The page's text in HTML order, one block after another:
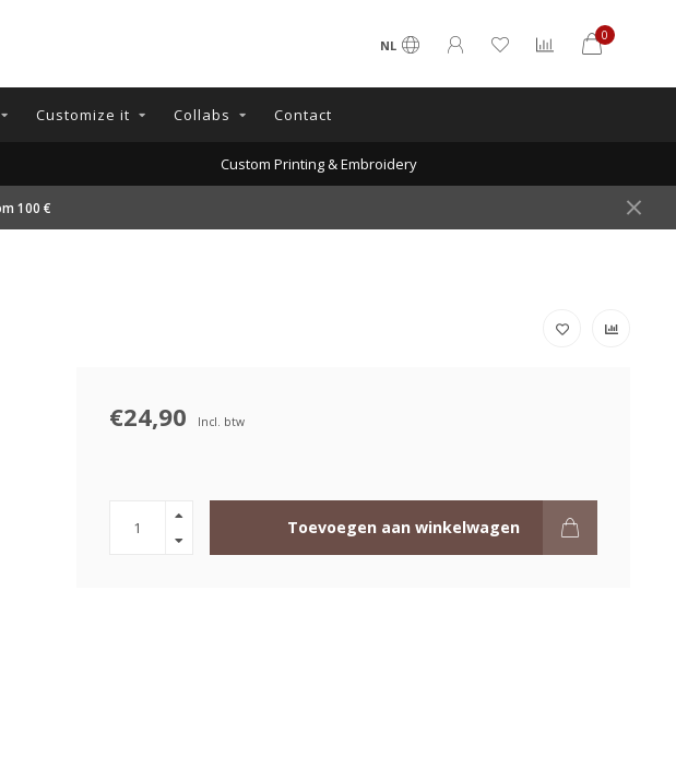
NL
0
Customize it Collabs Contact
Custom Printing & Embroidery
100 €
€24,90 Incl. btw
Toevoegen aan winkelwagen